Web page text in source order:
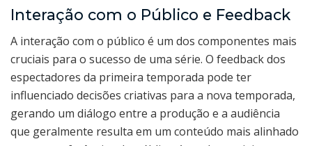
Interação com o Público e Feedback
A interação com o público é um dos componentes mais
cruciais para o sucesso de uma série. O feedback dos
espectadores da primeira temporada pode ter
influenciado decisões criativas para a nova temporada,
gerando um diálogo entre a produção e a audiência
que geralmente resulta em um conteúdo mais alinhado